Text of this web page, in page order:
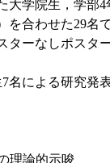
学院生，学部4
を合わせた29名
ターなしポスタ
による研究発
理論的示唆